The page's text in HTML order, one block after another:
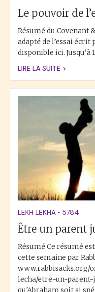
Le pouvoir de
Résumé du Covenant
adapté de l’essai écrit
disponible ici.
LIRE LA SUITE >
LEKH LEKHA • 5784
Être un parent
Résumé Ce résumé
cette semaine par
www.rabbisacks.org/
lecha/etre-un-parent-
qu'Abraham soit si